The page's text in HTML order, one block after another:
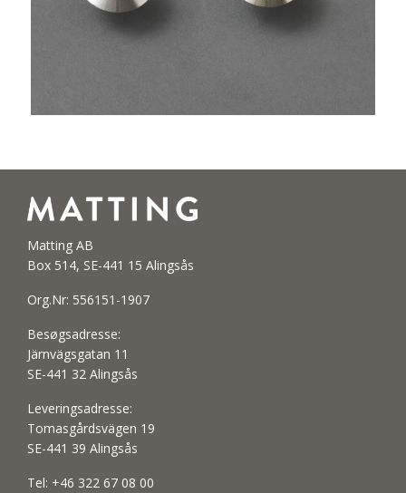
Matting AB
Box 514, SE-441 15 Alingsås
Org.Nr: 556151-1907
Besøgsadresse:
Järnvägsgatan 11
SE-441 32 Alingsås
Leveringsadresse:
Tomasgårdsvägen 19
SE-441 39 Alingsås
Tel: +46 322 67 08 00